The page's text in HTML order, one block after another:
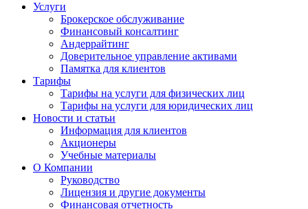
Услуги
Брокерское обслуживание
Финансовый консалтинг
Андеррайтинг
Доверительное управление активами
Памятка для клиентов
Тарифы
Тарифы на услуги для физических лиц
Тарифы на услуги для юридических лиц
Новости и статьи
Информация для клиентов
Акционеры
Учебные материалы
О Компании
Руководство
Лицензия и другие документы
Финансовая отчетность